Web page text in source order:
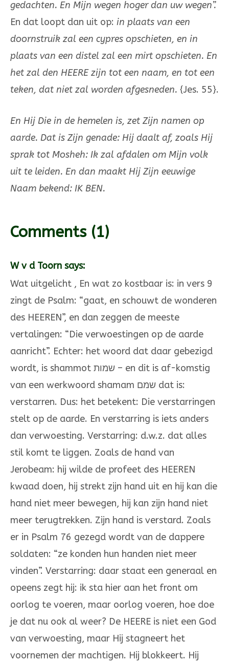
gedachten. En Mijn wegen hoger dan uw wegen”.
En dat loopt dan uit op: in plaats van een
doornstruik zal een cypres opschieten, en in
plaats van een distel zal een mirt opschieten. En
het zal den HEERE zijn tot een naam, en tot een
teken, dat niet zal worden afgesneden. {Jes. 55}.
En Hij Die in de hemelen is, zet Zijn namen op
aarde. Dat is Zijn genade: Hij daalt af, zoals Hij
sprak tot Mosheh: Ik zal afdalen om Mijn volk
uit te leiden. En dan maakt Hij Zijn eeuwige
Naam bekend: IK BEN.
Comments (1)
W v d Toorn says:
Wat uitgelicht , En wat zo kostbaar is: in vers 9
zingt de Psalm: “gaat, en schouwt de wonderen
des HEEREN”, en dan zeggen de meeste
vertalingen: “Die verwoestingen op de aarde
aanricht”. Echter: het woord dat daar gebezigd
wordt, is shammot שמות – en dit is af-komstig
van een werkwoord shamam שמם dat is:
verstarren. Dus: het betekent: Die verstarringen
stelt op de aarde. En verstarring is iets anders
dan verwoesting. Verstarring: d.w.z. dat alles
stil komt te liggen. Zoals de hand van
Jerobeam: hij wilde de profeet des HEEREN
kwaad doen, hij strekt zijn hand uit en hij kan die
hand niet meer bewegen, hij kan zijn hand niet
meer terugtrekken. Zijn hand is verstard. Zoals
er in Psalm 76 gezegd wordt van de dappere
soldaten: “ze konden hun handen niet meer
vinden”. Verstarring: daar staat een generaal en
opeens zegt hij: ik sta hier aan het front om
oorlog te voeren, maar oorlog voeren, hoe doe
je dat nu ook al weer? De HEERE is niet een God
van verwoesting, maar Hij stagneert het
voornemen der machtigen. Hij blokkeert. Hij